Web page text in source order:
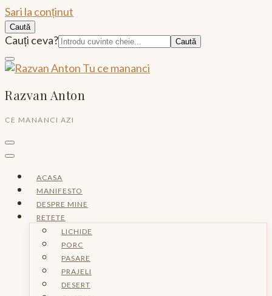
Sari la conținut
Caută
Caută:
Cauți ceva?
Razvan Anton
CE MANANCI AZI
ACASA
MANIFESTO
DESPRE MINE
RETETE
LICHIDE
PORC
PASARE
PRAJELI
DESERT